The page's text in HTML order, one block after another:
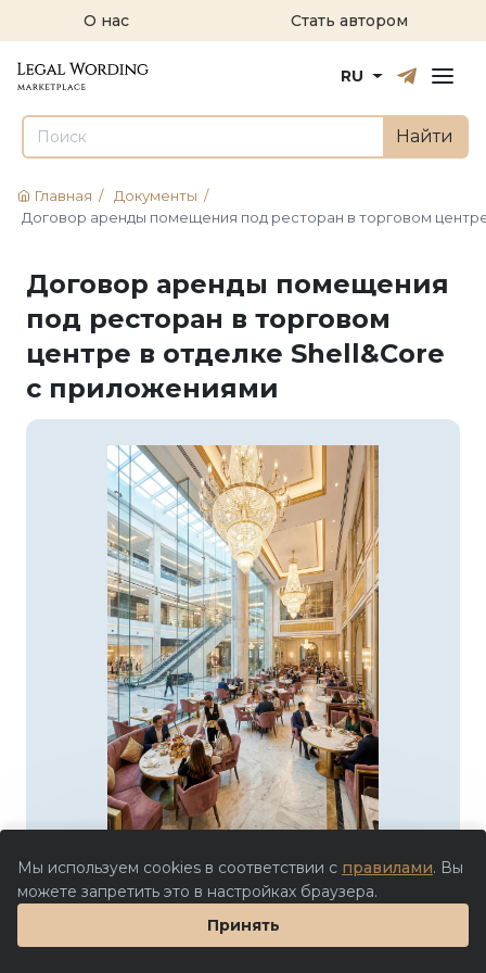
О нас Стать автором
РусскийEnglish
RU
Найти
Главная / Документы /
Договор аренды помещения под ресторан в торговом
Договор аренды помещения
под ресторан в торговом
центре в отделке Shell&Core
с приложениями
Мы используем cookies в соответствии с правилами. Вы
можете запретить это в настройках браузера.
Принять